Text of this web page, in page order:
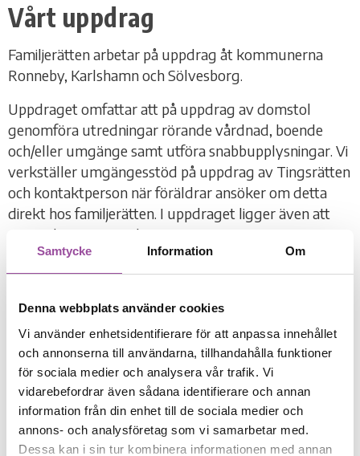
Samtycke Information Om
Denna webbplats använder cookies
Vi använder enhetsidentifierare för att anpassa innehållet
och annonserna till användarna, tillhandahålla funktioner
för sociala medier och analysera vår trafik. Vi
vidarebefordrar även sådana identifierare och annan
information från din enhet till de sociala medier och
annons- och analysföretag som vi samarbetar med.
Dessa kan i sin tur kombinera informationen med annan
Vårt uppdrag
Familjerätten arbetar på uppdrag åt kommunerna
Ronneby, Karlshamn och Sölvesborg.
Uppdraget omfattar att på uppdrag av domstol
genomföra utredningar rörande vårdnad, boende
och/eller umgänge samt utföra snabbupplysningar. Vi
verkställer umgängesstöd på uppdrag av Tingsrätten
och kontaktperson när föräldrar ansöker om detta
direkt hos familjerätten. I uppdraget ligger även att
göra adoptionsutredningar samt att yttra oss i
tingsrätten i adoptionsärenden. Vidare genom
rådgivning och samarbetssamtal hjälpa till om
umgänget vid skilsmässa eller separation.
Föräldrar som är överens om vårdnad, boende
och/eller umgänge, kan få hjälp med att skriva avtal.
Avtalet, som ska godkännas av familjerättsnämnden,
har samma rättsverkan som ett beslut i domstol.
Familjerätten ansvarar även för att fastställa